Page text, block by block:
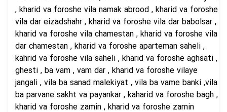
, kharid va foroshe vila namak abrood , kharid va foroshe
vila dar eizadshahr , kharid va foroshe vila dar babolsar ,
kharid va foroshe vila chamestan , kharid va foroshe vila
dar chamestan , kharid va foroshe aparteman saheli ,
kahrid va foroshe vila saheli , kharid va foroshe aghsati ,
ghesti , ba vam , vam dar , kharid va foroshe vilaye
jangali , vila ba sanad malekiyat , vila ba vame banki ,vila
ba parvane sakht va payankar , kaharid va foroshe bagh ,
kharid va foroshe zamin , kharid va foroshe zamin